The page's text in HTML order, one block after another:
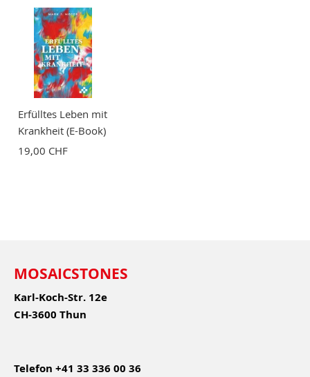
Erfülltes Leben mit
Krankheit (E-Book)
19,00 CHF
MOSAICSTONES
Karl-Koch-Str. 12e
CH-3600 Thun
Telefon +41 33 336 00 36